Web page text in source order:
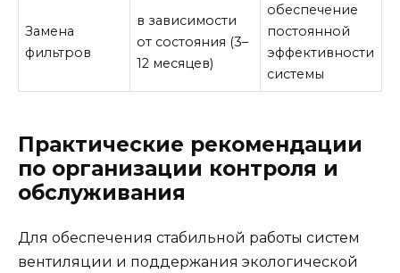
Замена
фильтров
в зависимости
от состояния (3–
12 месяцев)
обеспечение
постоянной
эффективности
системы
Практические рекомендации
по организации контроля и
обслуживания
Для обеспечения стабильной работы систем
вентиляции и поддержания экологической